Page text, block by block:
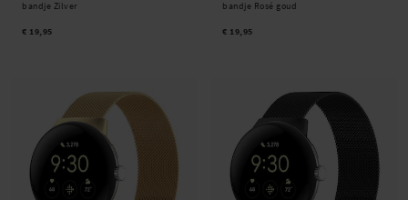
bandje Zilver
€ 19,95
bandje Rosé goud
€ 19,95